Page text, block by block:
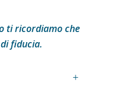
ti ricordiamo che
fiducia.